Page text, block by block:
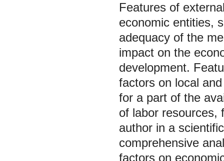
Features of
economic entities,
adequacy of the
impact on the
development.
factors on local
for a part of the
of labor resources,
author in a
comprehensive
factors on